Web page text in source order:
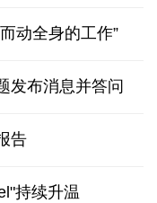
动全身的工作”
发布消息并答问
告
持续升温